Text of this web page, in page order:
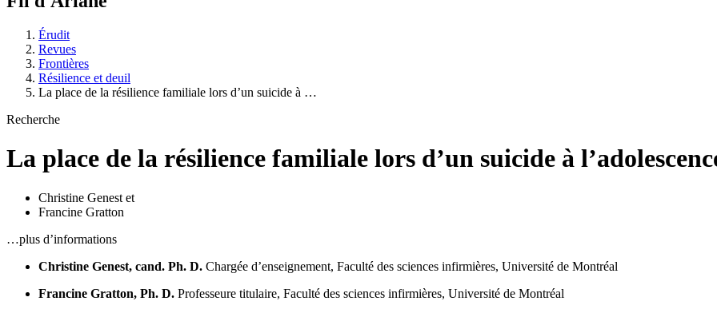
Érudit
Revues
Frontières
Résilience et deuil
La place de la résilience familiale lors d’un suicide à …
Recherche
La place de la résilience familiale lors d’un suicide à
Christine Genest et
Francine Gratton
…plus d’informations
Christine Genest, cand. Ph. D. Chargée d’enseignement, Faculté des sciences infirmières, Université de Montréal
Francine Gratton, Ph. D. Professeure titulaire, Faculté des sciences infirmières, Université de Montréal